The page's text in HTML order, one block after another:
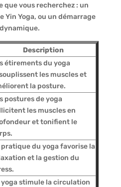
que vous recherchez : un
Yin Yoga, ou un démarrage
Description
étirements du yoga
les muscles et
la posture.
postures de yoga
les muscles en
et tonifient le
pratique du yoga favorise la
et la gestion du
yoga stimule la circulation